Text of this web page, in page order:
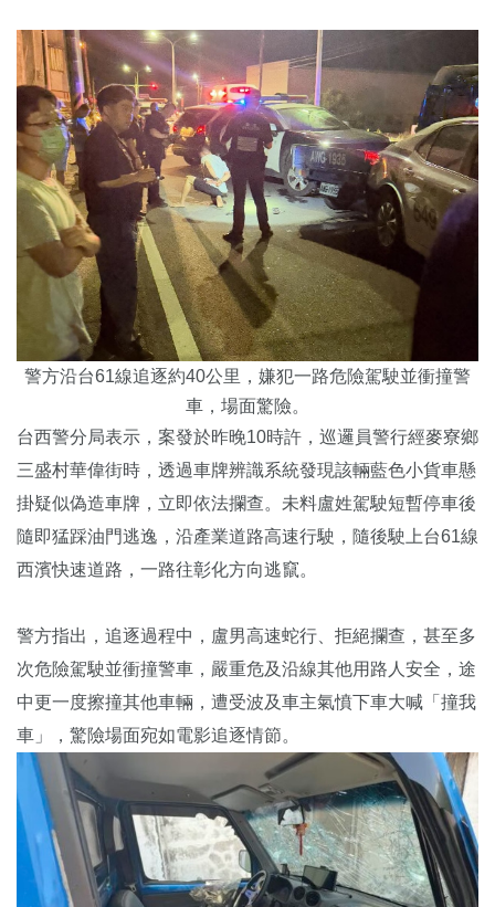
警方沿台61線追逐約40公里，嫌犯一路危險駕駛並衝撞警
車，場面驚險。
台西警分局表示，案發於昨晚10時許，巡邏員警行經麥寮鄉
三盛村華偉街時，透過車牌辨識系統發現該輛藍色小貨車懸
掛疑似偽造車牌，立即依法攔查。未料盧姓駕駛短暫停車後
隨即猛踩油門逃逸，沿產業道路高速行駛，隨後駛上台61線
西濱快速道路，一路往彰化方向逃竄。
警方指出，追逐過程中，盧男高速蛇行、拒絕攔查，甚至多
次危險駕駛並衝撞警車，嚴重危及沿線其他用路人安全，途
中更一度擦撞其他車輛，遭受波及車主氣憤下車大喊「撞我
車」，驚險場面宛如電影追逐情節。